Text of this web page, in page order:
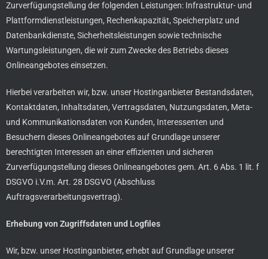
Zurverfügungstellung der folgenden Leistungen: Infrastruktur- und
Plattformdienstleistungen, Rechenkapazität, Speicherplatz und
Datenbankdienste, Sicherheitsleistungen sowie technische
Wartungsleistungen, die wir zum Zwecke des Betriebs dieses
Onlineangebotes einsetzen.
Hierbei verarbeiten wir, bzw. unser Hostinganbieter Bestandsdaten,
Kontaktdaten, Inhaltsdaten, Vertragsdaten, Nutzungsdaten, Meta-
und Kommunikationsdaten von Kunden, Interessenten und
Besuchern dieses Onlineangebotes auf Grundlage unserer
berechtigten Interessen an einer effizienten und sicheren
Zurverfügungstellung dieses Onlineangebotes gem. Art. 6 Abs. 1 lit. f
DSGVO i.V.m. Art. 28 DSGVO (Abschluss
Auftragsverarbeitungsvertrag).
Erhebung von Zugriffsdaten und Logfiles
Wir, bzw. unser Hostinganbieter, erhebt auf Grundlage unserer